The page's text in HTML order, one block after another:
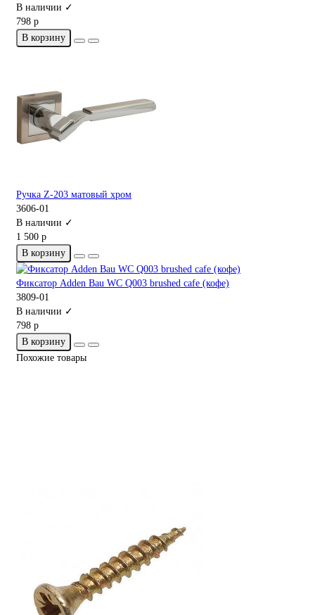
В наличии ✓
798 р
В корзину
Ручка Z-203 матовый хром
3606-01
В наличии ✓
1 500 р
В корзину
Фиксатор Adden Bau WC Q003 brushed cafe (кофе)
3809-01
В наличии ✓
798 р
В корзину
Похожие товары